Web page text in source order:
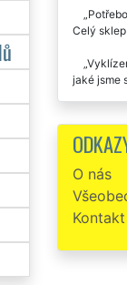
Celý
jaké jsme
proběhlo
O nás
Kontakt